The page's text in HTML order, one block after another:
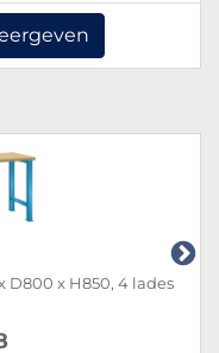
D800 x H850, 4 lades